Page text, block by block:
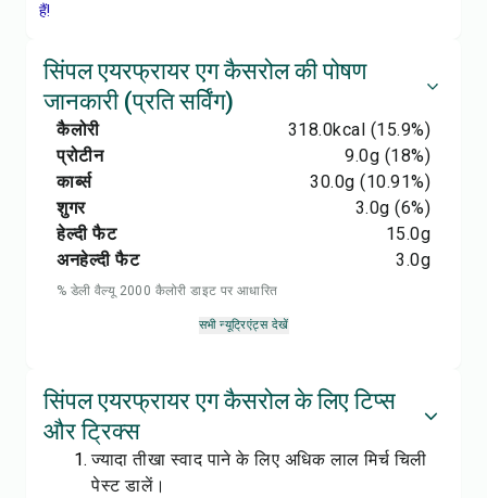
हैं!
सिंपल एयरफ्रायर एग कैसरोल की पोषण
जानकारी (प्रति सर्विंग)
कैलोरी 318.0kcal (15.9%)
प्रोटीन
9.0g (18%)
कार्ब्स
30.0g (10.91%)
शुगर
3.0g (6%)
हेल्दी फैट
15.0g
अनहेल्दी फैट
3.0g
% डेली वैल्यू 2000 कैलोरी डाइट पर आधारित
सभी न्यूट्रिएंट्स देखें
सिंपल एयरफ्रायर एग कैसरोल के लिए टिप्स
और ट्रिक्स
ज्यादा तीखा स्वाद पाने के लिए अधिक लाल मिर्च चिली
पेस्ट डालें।